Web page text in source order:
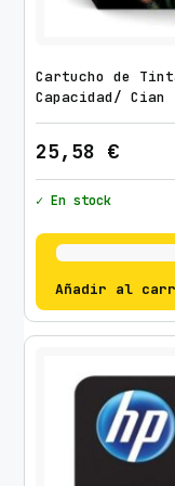
Cartucho de
Capacidad/ Cian
25,58 €
✓ En stock
Añadir al